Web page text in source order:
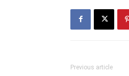
Previous article